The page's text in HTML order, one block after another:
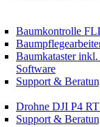
Baumkontrolle
Baumkataster
Software
Support &
Drohne DJI P4
Support &